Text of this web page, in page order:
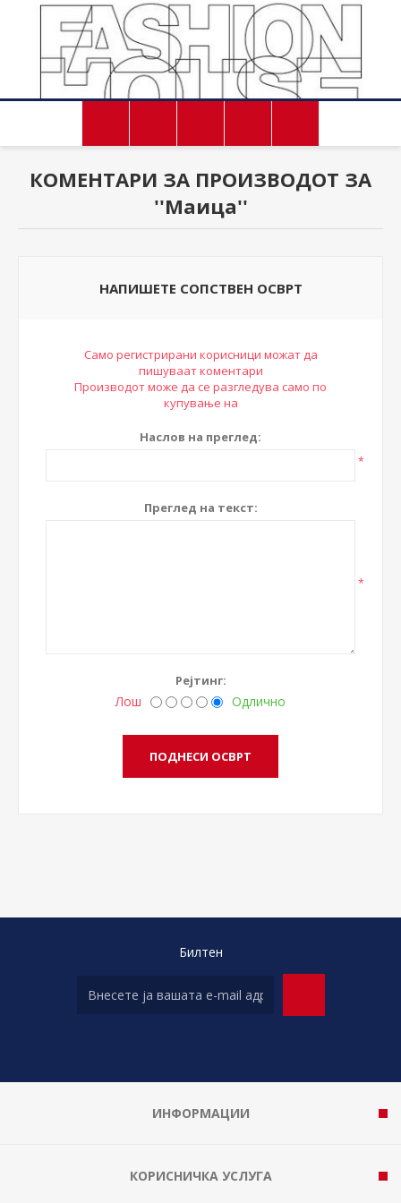
КОМЕНТАРИ ЗА ПРОИЗВОДОТ ЗА
Маица
НАПИШЕТЕ СОПСТВЕН ОСВРТ
Само регистрирани корисници можат да
пишуваат коментари
Производот може да се разгледува само по
купување на
Наслов на преглед:
*
Преглед на текст:
*
Рејтинг:
Лош Одлично
Билтен
ИНФОРМАЦИИ
КОРИСНИЧКА УСЛУГА